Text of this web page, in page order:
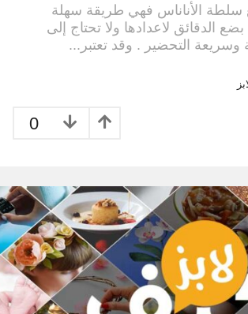
سلطة الأناناس فهي طريقة سهلة
الدقائق لاعدادها ولا تحتاج إلى
وسريعة التحضير . وقد تعتبر...
0